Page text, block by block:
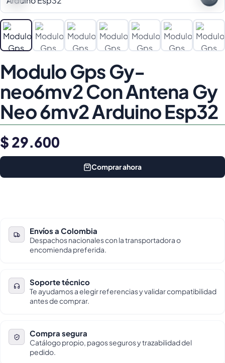
Modulo Gps Gy-
neo6mv2 Con Antena Gy
Neo 6mv2 Arduino Esp32
$ 29.600
Comprar ahora
Envíos a Colombia
Despachos nacionales con la transportadora o
encomienda preferida.
Soporte técnico
Te ayudamos a elegir referencias y validar compatibilidad
antes de comprar.
Compra segura
Catálogo propio, pagos seguros y trazabilidad del
pedido.